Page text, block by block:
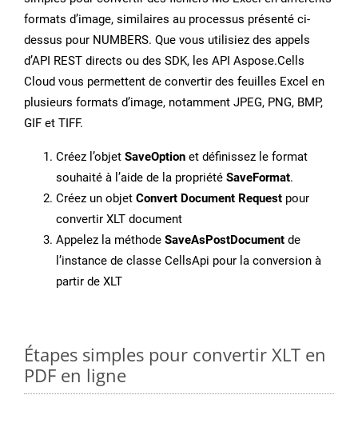
formats d’image, similaires au processus présenté ci-
dessus pour NUMBERS. Que vous utilisiez des appels
d’API REST directs ou des SDK, les API Aspose.Cells
Cloud vous permettent de convertir des feuilles Excel en
plusieurs formats d’image, notamment JPEG, PNG, BMP,
GIF et TIFF.
Créez l’objet SaveOption et définissez le format
souhaité à l’aide de la propriété SaveFormat.
Créez un objet Convert Document Request pour
convertir XLT document
Appelez la méthode SaveAsPostDocument de
l’instance de classe CellsApi pour la conversion à
partir de XLT
Étapes simples pour convertir XLT en
PDF en ligne